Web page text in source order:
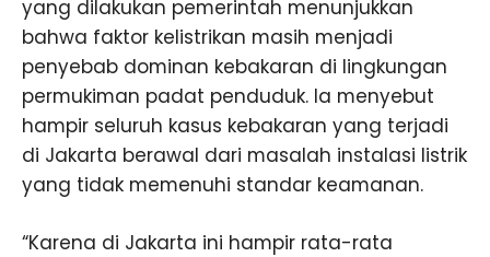
yang dilakukan pemerintah menunjukkan
bahwa faktor kelistrikan masih menjadi
penyebab dominan kebakaran di lingkungan
permukiman padat penduduk. Ia menyebut
hampir seluruh kasus kebakaran yang terjadi
di Jakarta berawal dari masalah instalasi listrik
yang tidak memenuhi standar keamanan.
“Karena di Jakarta ini hampir rata-rata